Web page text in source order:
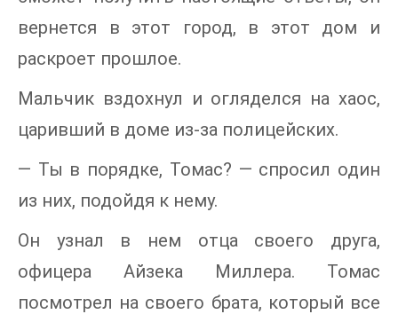
вернется в этот город, в этот дом и
раскроет прошлое.
Мальчик вздохнул и огляделся на хаос,
царивший в доме из-за полицейских.
— Ты в порядке, Томас? — спросил один
из них, подойдя к нему.
Он узнал в нем отца своего друга,
офицера Айзека Миллера. Томас
посмотрел на своего брата, который все